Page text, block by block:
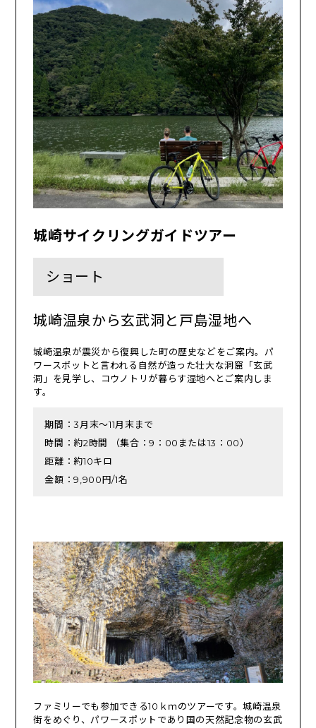
城崎サイクリングガイドツアー
ショート
城崎温泉から玄武洞と戸島湿地へ
城崎温泉が震災から復興した町の歴史などをご案内。パ
ワースポットと言われる自然が造った壮大な洞窟「玄武
洞」を見学し、コウノトリが暮らす湿地へとご案内しま
す。
期間：3月末～11月末まで
時間：約2時間 （集合：9：00または13：00）
距離：約10キロ
金額：9,900円/1名
ファミリーでも参加できる10ｋｍのツアーです。城崎温泉
街をめぐり、パワースポットであり国の天然記念物の玄武